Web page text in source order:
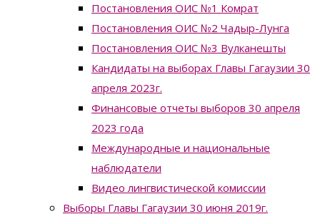
Постановления ОИС №1 Комрат
Постановления ОИС №2 Чадыр-Лунга
Постановления ОИС №3 Вулканешты
Кандидаты на выборах Главы Гагаузии 30
апреля 2023г.
Финансовые отчеты выборов 30 апреля
2023 года
Международные и национальные
наблюдатели
Видео лингвистической комиссии
Выборы Главы Гагаузии 30 июня 2019г.